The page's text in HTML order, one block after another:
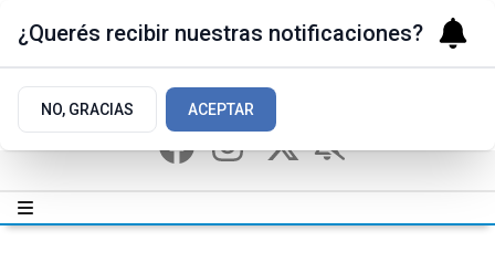
¿Querés recibir nuestras notificaciones?
NO, GRACIAS ACEPTAR